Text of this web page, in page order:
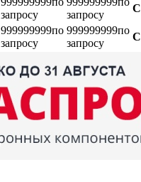
запросу
запросу
999999999по
запросу
999999999по
запросу